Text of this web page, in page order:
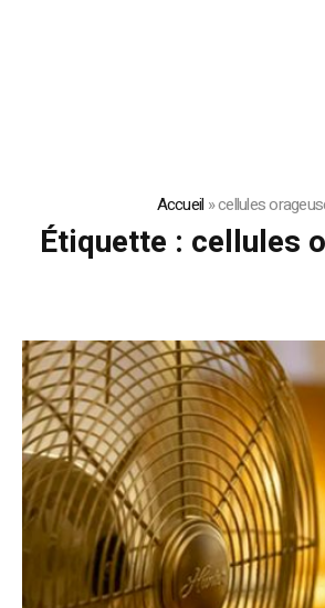
Accueil »cellules
Étiquette : cellules